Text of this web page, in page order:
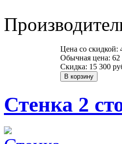
Цена со скидкой:
Обычная цена: 62
Скидка: 15 300
Стенка 2